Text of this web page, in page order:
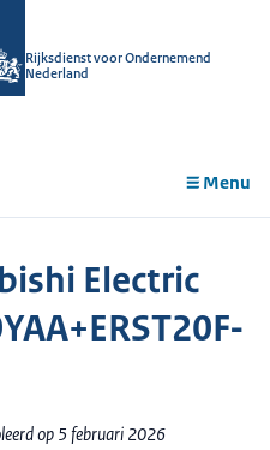
Rijksdienst voor Ondernemend
Nederland
Menu
Electric
op 5 februari 2026